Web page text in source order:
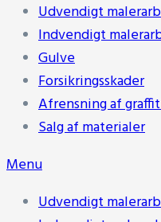
Udvendigt
Indvendigt
Gulve
Forsikringsskader
Afrensning af
Salg af materialer
Menu
Udvendigt